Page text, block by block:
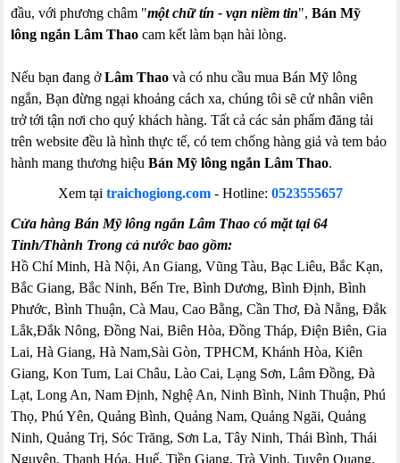
đầu, với phương châm "một chữ tín - vạn niềm tin",Bán Mỹ
lông ngắn Lâm Thao cam kết làm bạn hài lòng.
Nếu bạn đang ởLâm Thao và có nhu cầu mua Bán Mỹ lông
ngắn, Bạn đừng ngại khoảng cách xa, chúng tôi sẽ cử nhân viên
trở tới tận nơi cho quý khách hàng. Tất cả các sản phẩm đăng tải
trên website đều là hình thực tế, có tem chống hàng giả và tem bảo
hành mang thương hiệuBán Mỹ lông ngắn Lâm Thao.
Xem tại traichogiong.com- Hotline: 0523555657
Cửa hàng Bán Mỹ lông ngắn Lâm Thao có mặt tại 64
Tỉnh/Thành Trong cả nước bao gồm:
Hồ Chí Minh, Hà Nội, An Giang, Vũng Tàu, Bạc Liêu, Bắc Kạn,
Bắc Giang, Bắc Ninh, Bến Tre, Bình Dương, Bình Định, Bình
Phước, Bình Thuận, Cà Mau, Cao Bằng, Cần Thơ, Đà Nẵng, Đắk
Lắk,Đắk Nông, Đồng Nai, Biên Hòa, Đồng Tháp, Điện Biên, Gia
Lai, Hà Giang, Hà Nam,Sài Gòn, TPHCM, Khánh Hòa, Kiên
Giang, Kon Tum, Lai Châu, Lào Cai, Lạng Sơn, Lâm Đồng, Đà
Lạt, Long An, Nam Định, Nghệ An, Ninh Bình, Ninh Thuận, Phú
Thọ, Phú Yên, Quảng Bình, Quảng Nam, Quảng Ngãi, Quảng
Ninh, Quảng Trị, Sóc Trăng, Sơn La, Tây Ninh, Thái Bình, Thái
Nguyên, Thanh Hóa, Huế, Tiền Giang, Trà Vinh, Tuyên Quang,